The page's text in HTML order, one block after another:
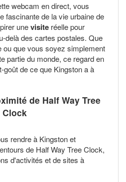
webcam en direct, vous
fascinante de la vie urbaine de
unevisite réelle pour
delà des cartes postales. Que
ou que vous soyez simplement
partie du monde, ce regard en
de ce que Kingston a à
de Half Way Tree
Clock
rendre à Kingston et
de Half Way Tree Clock,
d'activités et de sites à